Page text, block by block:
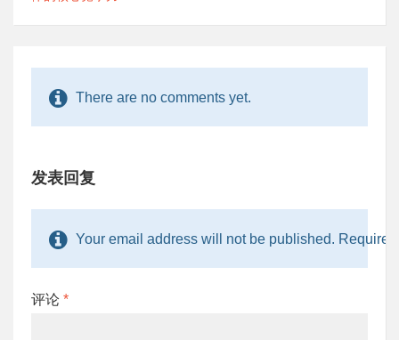
There are no comments yet.
发表回复
Your email address will not be published.
评论 *